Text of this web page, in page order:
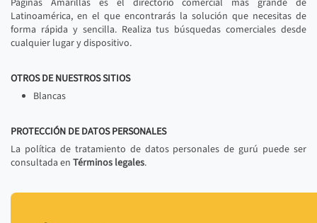
Latinoamérica, en el que encontrarás la solución que necesitas de
forma rápida y sencilla. Realiza tus búsquedas comerciales desde
cualquier lugar y dispositivo.
OTROS DE NUESTROS SITIOS
Blancas
PROTECCIÓN DE DATOS PERSONALES
La política de tratamiento de datos personales de gurú puede ser
consultada en Términos legales.